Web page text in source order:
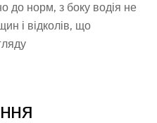
до норм, з боку водія не
і відколів, що